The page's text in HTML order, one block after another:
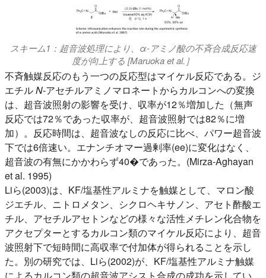
スキーム1：超音波処理により、α-アミノ酸の不斉合成反応速
度が向上する [Maruoka et al.］
不斉触媒反応のもう一つの反応型はマイケル反応である。ジ
エチルN-アセチルアミノマロネートからカルコンへの変換
は、超音波照射の影響を受け、収率が12％増加した（無声
反応では72％であった収率が、超音波照射では82％に増
加）。反応時間は、超音波なしの反応に比べ、パワー超音波
下では6倍速い。エナンチオマー過剰率(ee)に変化はなく、
超音波の有無にかかわらず40�であった。(Mirza-Aghayan
et al. 1995)
Liら(2003)は、KF/塩基性アルミナを触媒として、マロン酸
ジエチル、ニトロメタン、シクロヘキサノン、アセト酢酸エ
チル、アセチルアセトンなどの様々な活性メチレン化合物を
アクセプターとするカルコン類のマイケル反応により、超音
波照射下で短時間に高収率で付加体が得られることを示し
た。別の研究では、Liら(2002)が、KF/塩基性アルミナ触媒